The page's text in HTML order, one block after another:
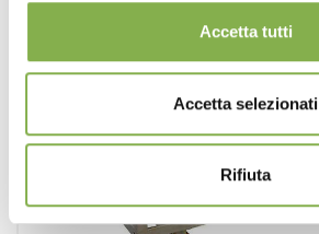
Accetta tutti
Accetta selezionati
Rifiuta